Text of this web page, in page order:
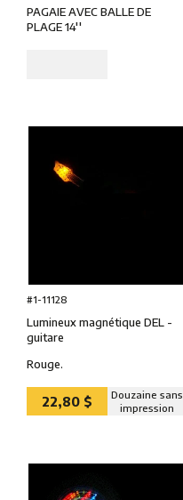
PAGAIE AVEC BALLE DE
PLAGE 14''
#1-11128
Lumineux magnétique DEL -
guitare
Rouge.
22,80 $
Douzaine sans
impression